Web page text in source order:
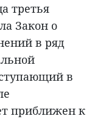
третья
Закон о
в ряд
в
приближен к